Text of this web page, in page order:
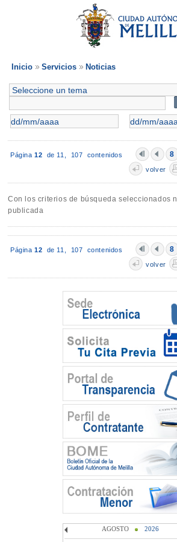
Inicio Servicios Noticias
Página 12 de 11, 107 contenidos 8
volver
Con los criterios de búsqueda seleccionados
publicada
Página 12 de 11, 107 contenidos 8
volver
AGOSTO 2026